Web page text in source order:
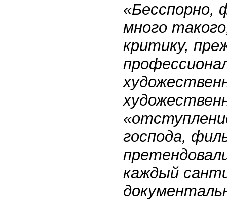
«Бесспорно,
много
критику,
господа,
каждый